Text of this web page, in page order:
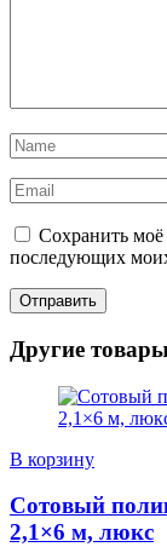
Сохранить моё
последующих
Другие
В корзину
Сотовый
2,1×6 м, люкс